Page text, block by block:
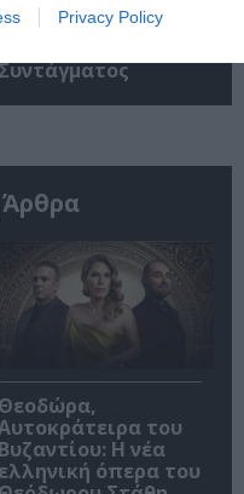
Privacy Policy
του
Θεοδώρα,
του
Βυζαντίου: Η νέα
ελληνική όπερα του